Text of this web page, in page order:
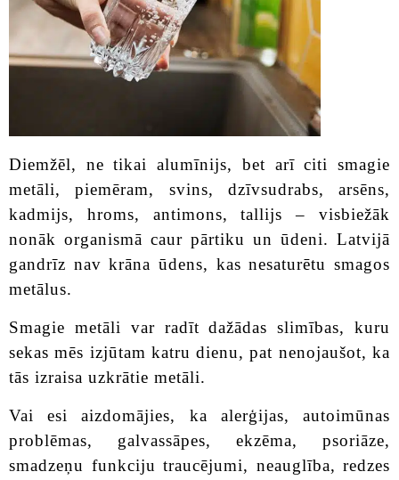
Diemžēl, ne tikai alumīnijs, bet arī citi smagie
metāli, piemēram, svins, dzīvsudrabs, arsēns,
kadmijs, hroms, antimons, tallijs – visbiežāk
nonāk organismā caur pārtiku un ūdeni. Latvijā
gandrīz nav krāna ūdens, kas nesaturētu smagos
metālus.
Smagie metāli var radīt dažādas slimības, kuru
sekas mēs izjūtam katru dienu, pat nenojaušot, ka
tās izraisa uzkrātie metāli.
Vai esi aizdomājies, ka alerģijas, autoimūnas
problēmas, galvassāpes, ekzēma, psoriāze,
smadzeņu funkciju traucējumi, neauglība, redzes